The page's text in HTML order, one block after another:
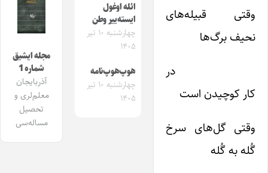
وقتی قبیله‌‌های
نحیف برگ‌‌ها
در
کار کوچیدن است
وقتی گل‌‌های سرخ
گُله به گُله
ائله اوغول
ایسته‌ییر وطن
چهارشنبه ۱۰ تیر
۱۴۰۵
هوپ‌هوپ‌نامه
چهارشنبه ۱۰ تیر
۱۴۰۵
مجله ایشیق
شماره 1
آذربایجان
معلم‌لری و
تحصیل
مساله‌سی